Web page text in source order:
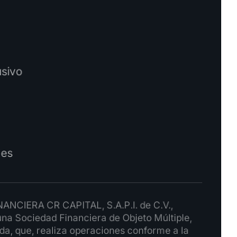
CR CAPITAL, S.A.P.I. de C.V.,
Sociedad Financiera de Objeto Múltiple,
que, realiza operaciones conforme a la